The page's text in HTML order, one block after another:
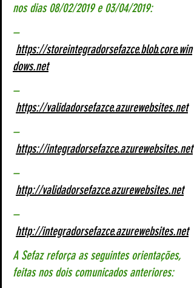
nos dias 08/02/2019 e 03/04/2019:
–
https://storeintegradorsefazce.blob.core.win
dows.net
–
https://validadorsefazce.azurewebsites.net
–
https://integradorsefazce.azurewebsites.net
–
http://validadorsefazce.azurewebsites.net
–
http://integradorsefazce.azurewebsites.net
A Sefaz reforça as seguintes orientações,
feitas nos dois comunicados anteriores: